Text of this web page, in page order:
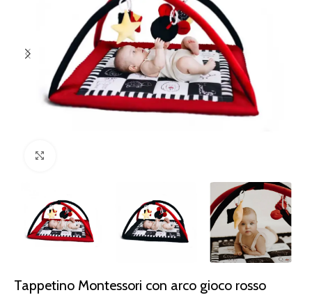
Tappetino Montessori con arco gioco rosso